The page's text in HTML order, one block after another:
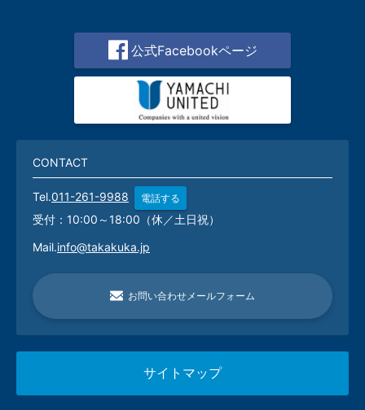
公式Facebookページ
CONTACT
Tel.011-261-9988 電話する
受付：10:00～18:00（休／土日祝）
Mail.info@takakuka.jp
お問い合わせメールフォーム
サイトマップ